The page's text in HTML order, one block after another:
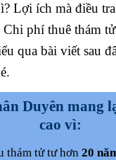
Lợi ích mà điều
Chi phí thuê thám
qua bài viết sau
Duyên mang
cao vì:
thám tử tư hơn 20